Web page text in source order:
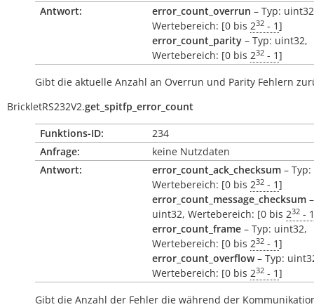
Antwort:
error_count_overrun – Typ:
Wertebereich: [0 bis 232 - 1]
error_count_parity – Typ: uint32,
Wertebereich: [0 bis 232 - 1]
Gibt die aktuelle Anzahl an Overrun und Parity Fehlern
BrickletRS232V2.get_spitfp_error_count
Funktions-ID:
234
Anfrage:
keine Nutzdaten
Antwort:
error_count_ack_checksum –
Wertebereich: [0 bis 232 - 1]
error_count_message_checksum
uint32, Wertebereich: [0 bis 232 - 1
error_count_frame – Typ: uint32,
Wertebereich: [0 bis 232 - 1]
error_count_overflow– Typ:
Wertebereich: [0 bis 232 - 1]
Gibt die Anzahl der Fehler die während der